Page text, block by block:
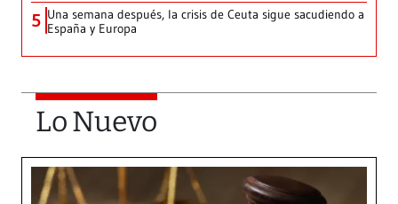
5 Una semana después, la crisis de Ceuta sigue sacudiendo a
España y Europa
Lo Nuevo